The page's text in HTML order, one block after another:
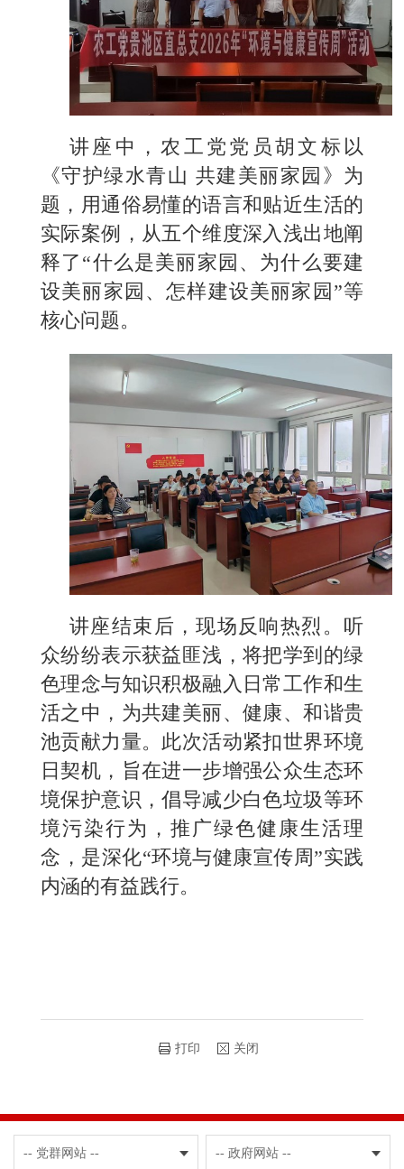
讲座中，农工党党员胡文标以
《守护绿水青山 共建美丽家园》为
题，用通俗易懂的语言和贴近生活的
实际案例，从五个维度深入浅出地阐
释了“什么是美丽家园、为什么要建
设美丽家园、怎样建设美丽家园”等
核心问题。
讲座结束后，现场反响热烈。听
众纷纷表示获益匪浅，将把学到的绿
色理念与知识积极融入日常工作和生
活之中，为共建美丽、健康、和谐贵
池贡献力量。此次活动紧扣世界环境
日契机，旨在进一步增强公众生态环
境保护意识，倡导减少白色垃圾等环
境污染行为，推广绿色健康生活理
念，是深化“环境与健康宣传周”实践
内涵的有益践行。
打印 关闭
-- 党群网站 -- -- 政府网站 --